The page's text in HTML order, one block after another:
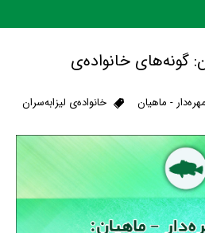
گونه‌های خانواده‌ی
- ماهیان خانواده‌ی لیزابه‌سران